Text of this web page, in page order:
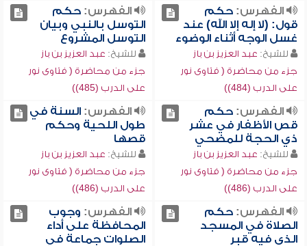
الفهرس:حكم
قول: (لا إله إلا الله) عند
غسل الوجه أثناء الوضوء
للشيخ: عبد العزيز بن باز
جزء من محاضرة ( فتاوى نور
على الدرب (484))
الفهرس:حكم
التوسل بالنبي وبيان
التوسل المشروع
للشيخ: عبد العزيز بن باز
جزء من محاضرة ( فتاوى نور
على الدرب (485))
الفهرس:حكم
قص الأظفار في عشر
ذي الحجة للمضحي
للشيخ: عبد العزيز بن باز
جزء من محاضرة ( فتاوى نور
على الدرب (486))
الفهرس:السنة في
طول اللحية وحكم
قصها
للشيخ: عبد العزيز بن باز
جزء من محاضرة ( فتاوى نور
على الدرب (486))
الفهرس:حكم
الصلاة في المسجد
الذي فيه قبر
الفهرس: وجوب
المحافظة على أداء
الصلوات جماعة في